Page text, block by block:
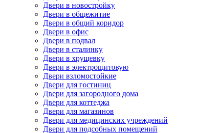
Двери в новостройку
Двери в общежитие
Двери в общий коридор
Двери в офис
Двери в подвал
Двери в сталинку
Двери в хрущевку
Двери в электрощитовую
Двери взломостойкие
Двери для гостиниц
Двери для загородного дома
Двери для коттеджа
Двери для магазинов
Двери для медицинских учреждений
Двери для подсобных помещений